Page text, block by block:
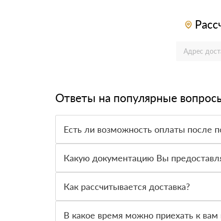
Ответы на популярные
Есть ли возможность оплаты после
вправе от него отказаться.
Какую документацию Вы
Как рассчитывается доставка?
стоимости и сроков доставки, которые
В какое время можно приехать к вам